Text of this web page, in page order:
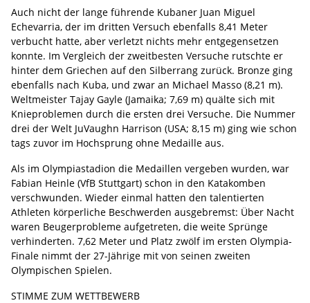
Auch nicht der lange führende Kubaner Juan Miguel
Echevarria, der im dritten Versuch ebenfalls 8,41 Meter
verbucht hatte, aber verletzt nichts mehr entgegensetzen
konnte. Im Vergleich der zweitbesten Versuche rutschte er
hinter dem Griechen auf den Silberrang zurück. Bronze ging
ebenfalls nach Kuba, und zwar an Michael Masso (8,21 m).
Weltmeister Tajay Gayle (Jamaika; 7,69 m) quälte sich mit
Knieproblemen durch die ersten drei Versuche. Die Nummer
drei der Welt JuVaughn Harrison (USA; 8,15 m) ging wie schon
tags zuvor im Hochsprung ohne Medaille aus.
Als im Olympiastadion die Medaillen vergeben wurden, war
Fabian Heinle (VfB Stuttgart) schon in den Katakomben
verschwunden. Wieder einmal hatten den talentierten
Athleten körperliche Beschwerden ausgebremst: Über Nacht
waren Beugerprobleme aufgetreten, die weite Sprünge
verhinderten. 7,62 Meter und Platz zwölf im ersten Olympia-
Finale nimmt der 27-Jährige mit von seinen zweiten
Olympischen Spielen.
STIMME ZUM WETTBEWERB